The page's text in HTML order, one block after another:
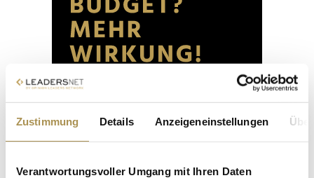
Zustimmung Details Anzeigeneinstellungen
Verantwortungsvoller Umgang mit Ihren Daten